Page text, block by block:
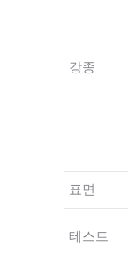
강종
표면
테스트